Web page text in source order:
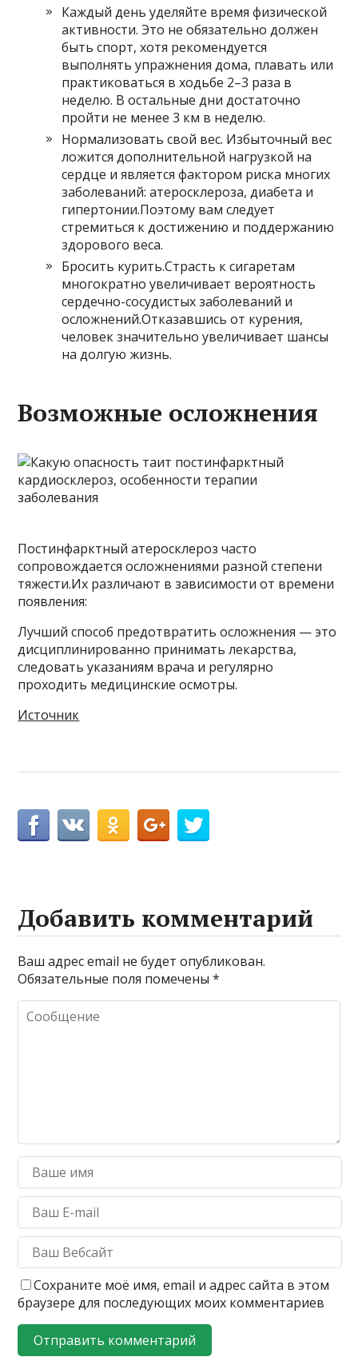
Каждый день уделяйте время физической
активности. Это не обязательно должен
быть спорт, хотя рекомендуется
выполнять упражнения дома, плавать или
практиковаться в ходьбе 2–3 раза в
неделю. В остальные дни достаточно
пройти не менее 3 км в неделю.
Нормализовать свой вес. Избыточный вес
ложится дополнительной нагрузкой на
сердце и является фактором риска многих
заболеваний: атеросклероза, диабета и
гипертонии.Поэтому вам следует
стремиться к достижению и поддержанию
здорового веса.
Бросить курить.Страсть к сигаретам
многократно увеличивает вероятность
сердечно-сосудистых заболеваний и
осложнений.Отказавшись от курения,
человек значительно увеличивает шансы
на долгую жизнь.
Возможные осложнения
Постинфарктный атеросклероз часто
сопровождается осложнениями разной степени
тяжести.Их различают в зависимости от времени
появления:
Лучший способ предотвратить осложнения — это
дисциплинированно принимать лекарства,
следовать указаниям врача и регулярно
проходить медицинские осмотры.
Источник
Добавить комментарий
Ваш адрес email не будет опубликован.
Обязательные поля помечены*
Сохраните моё имя, email и адрес сайта в этом
браузере для последующих моих комментариев